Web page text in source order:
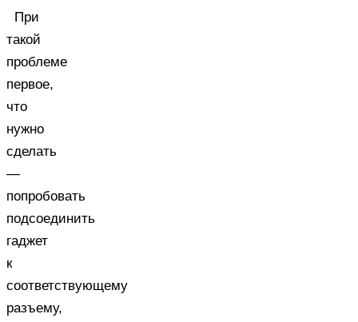
При
такой
проблеме
первое,
что
нужно
сделать
—
попробовать
подсоединить
гаджет
к
соответствующему
разъему,